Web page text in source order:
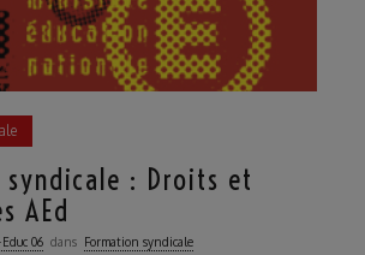
: Droits et
AEd
06 dans Formation syndicale